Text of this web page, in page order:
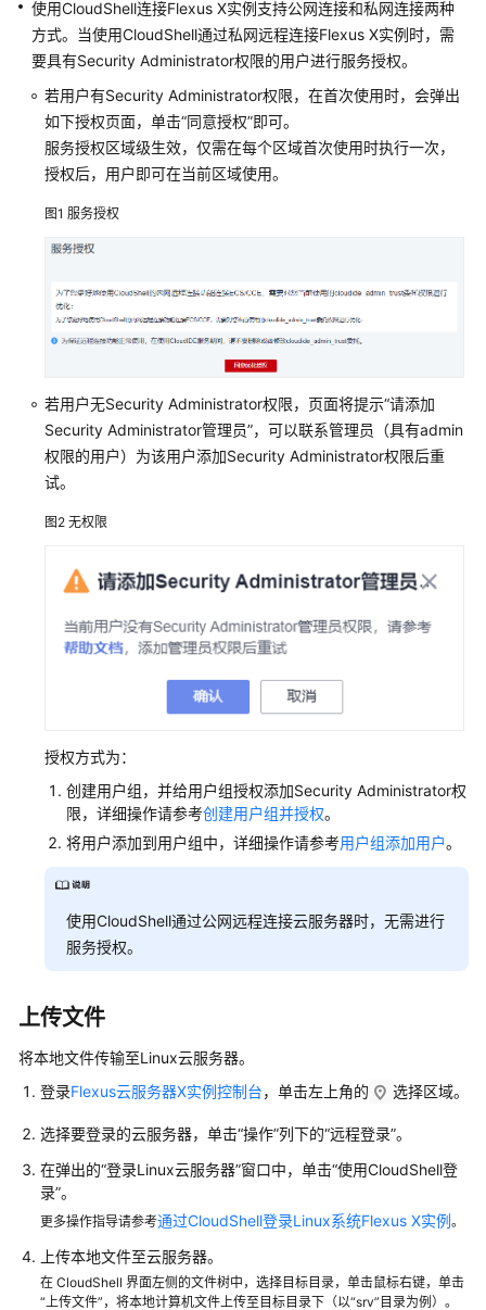
的
权
限
购
买
Flexus
X
实
录
Flexus
X
例
登
式
通
过
登
录
Flexus
实
例
通
过
CloudShell
录
Linux
统
X
实
过
RDP
使用CloudShell连接Flexus X实例支持公网连接和私网连接两种
方式。当使用CloudShell通过私网远程连接Flexus X实例时，需
要具有Security Administrator权限的用户进行服务授权。
若用户有Security Administrator权限，在首次使用时，会弹出
如下授权页面，单击“同意授权”即可。
服务授权区域级生效，仅需在每个区域首次使用时执行一次，
授权后，用户即可在当前区域使用。
图1 服务授权
若用户无Security Administrator权限，页面将提示“请添加
Security Administrator管理员”，可以联系管理员（具有admin
权限的用户）为该用户添加Security Administrator权限后重
试。
图2 无权限
授权方式为：
创建用户组，并给用户组授权添加Security Administrator权
限，详细操作请参考创建用户组并授权。
将用户添加到用户组中，详细操作请参考用户组添加用户。
使用CloudShell通过公网远程连接云服务器时，无需进行
服务授权。
上传文件
将本地文件传输至Linux云服务器。
登录Flexus云服务器X实例控制台，单击左上角的 选择区域。
选择要登录的云服务器，单击“操作”列下的“远程登录”。
在弹出的“登录Linux云服务器”窗口中，单击“使用CloudShell登
录”。
更多操作指导请参考通过CloudShell登录Linux系统Flexus X实例。
上传本地文件至云服务器。
在 CloudShell 界面左侧的文件树中，选择目标目录，单击鼠标右键，单击
“上传文件”，将本地计算机文件上传至目标目录下（以“srv”目录为例）。